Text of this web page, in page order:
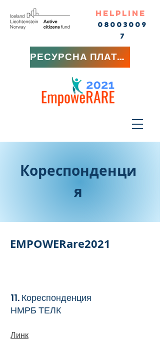
HELPLINE
08003009
7
РЕСУРСНА ПЛАТФОРМА
Кореспонденци
я
EMPOWERare2021
11. Кореспонденция
НМРБ ТЕЛК
Линк